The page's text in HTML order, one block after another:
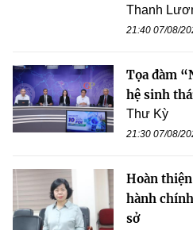
Thanh
21:40 07/08/
Tọa đàm
hệ sinh
Thư Kỳ
21:30 07/08/
Hoàn
hành
sở